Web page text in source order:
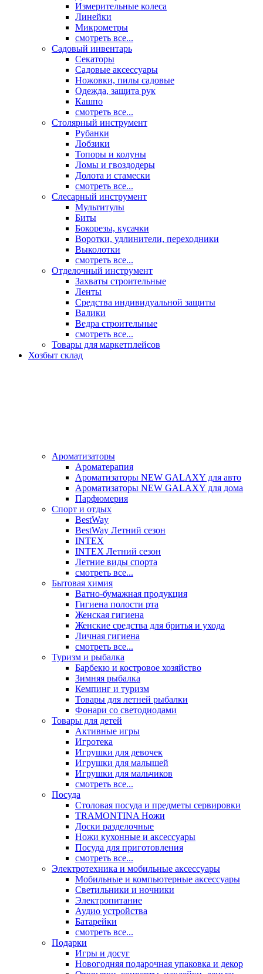
Измерительные колеса
Линейки
Микрометры
смотреть все...
Садовый инвентарь
Секаторы
Садовые аксессуары
Ножовки, пилы садовые
Одежда, защита рук
Кашпо
смотреть все...
Столярный инструмент
Рубанки
Лобзики
Топоры и колуны
Ломы и гвоздодеры
Долота и стамески
смотреть все...
Слесарный инструмент
Мультитулы
Биты
Бокорезы, кусачки
Воротки, удлинители, переходники
Выколотки
смотреть все...
Отделочный инструмент
Захваты строительные
Ленты
Средства индивидуальной защиты
Валики
Ведра строительные
смотреть все...
Товары для маркетплейсов
Хозбыт склад
Ароматизаторы
Ароматерапия
Ароматизаторы NEW GALAXY для авто
Ароматизаторы NEW GALAXY для дома
Парфюмерия
Спорт и отдых
BestWay
BestWay Летний сезон
INTEX
INTEX Летний сезон
Летние виды спорта
смотреть все...
Бытовая химия
Ватно-бумажная продукция
Гигиена полости рта
Женская гигиена
Женские средства для бритья и ухода
Личная гигиена
смотреть все...
Туризм и рыбалка
Барбекю и костровое хозяйство
Зимняя рыбалка
Кемпинг и туризм
Товары для летней рыбалки
Фонари со светодиодами
Товары для детей
Активные игры
Игротека
Игрушки для девочек
Игрушки для малышей
Игрушки для мальчиков
смотреть все...
Посуда
Столовая посуда и предметы сервировки
TRAMONTINA Ножи
Доски разделочные
Ножи кухонные и аксессуары
Посуда для приготовления
смотреть все...
Электротехника и мобильные аксессуары
Мобильные и компьютерные аксессуары
Светильники и ночники
Электропитание
Аудио устройства
Батарейки
смотреть все...
Подарки
Игры и досуг
Новогодняя подарочная упаковка и декор